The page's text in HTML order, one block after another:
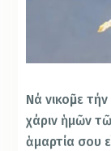
Νά νικοῦμε
χάριν ἡμῶν
ἁμαρτία σου